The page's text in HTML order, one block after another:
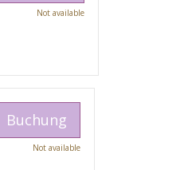
Not available
Buchung
Not available